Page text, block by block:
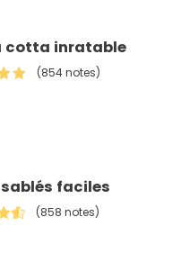
cotta inratable
(854 notes)
faciles
(858 notes)